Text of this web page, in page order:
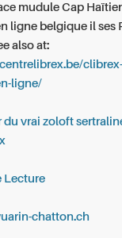
mudule Cap
ligne belgique il ses
also at:
ligne/
du vrai zoloft
Lecture
chatton.ch